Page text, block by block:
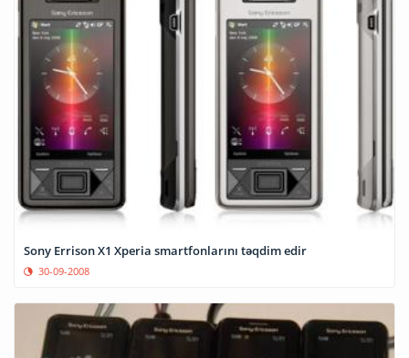
Sony Errison X1 Xperia smartfonlarını təqdim edir
30-09-2008